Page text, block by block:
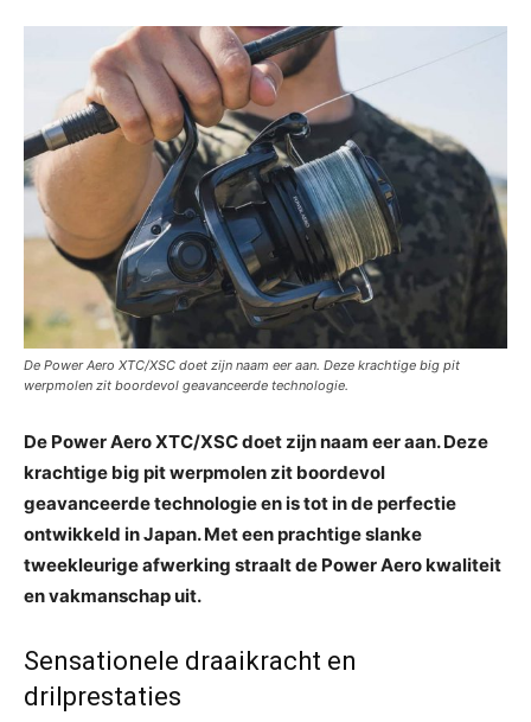
De Power Aero XTC/XSC doet zijn naam eer aan. Deze krachtige big pit
werpmolen zit boordevol geavanceerde technologie.
De Power Aero XTC/XSC doet zijn naam eer aan. Deze
krachtige big pit werpmolen zit boordevol
geavanceerde technologie en is tot in de perfectie
ontwikkeld in Japan. Met een prachtige slanke
tweekleurige afwerking straalt de Power Aero kwaliteit
en vakmanschap uit.
Sensationele draaikracht en
drilprestaties